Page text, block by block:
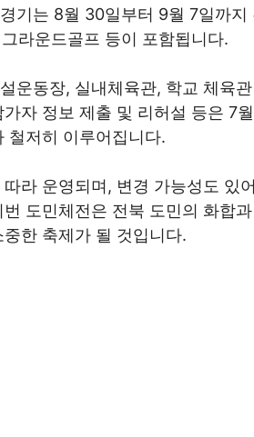
기는 8월 30일부터 9월 7일까지
라운드골프 등이 포함됩니다.
운동장, 실내체육관, 학교 체육
자 정보 제출 및 리허설 등은 7
철저히 이루어집니다.
라 운영되며, 변경 가능성도 있
도민체전은 전북 도민의 화합
한 축제가 될 것입니다.